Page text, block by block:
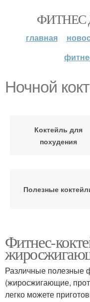
ФИТНЕС
главная
Ночной
Коктейль для
похудения
Полезные
Коктейли для
Коктейли в
Фитнес-
Различные полезные
(жиросжигающие,
легко можете